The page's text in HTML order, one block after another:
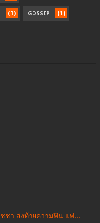
(1) GOSSIP (1)
ชา ส่งท้ายความฟิน แฟ...